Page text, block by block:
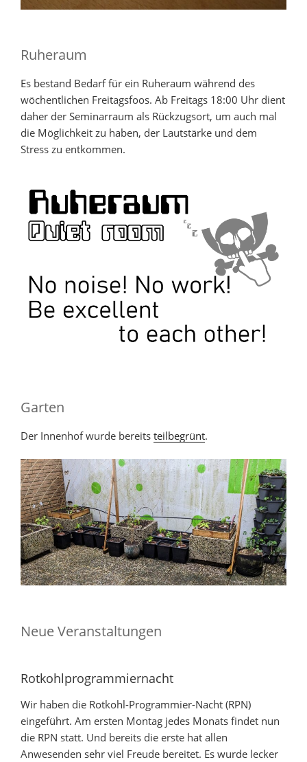
Ruheraum
Es bestand Bedarf für ein Ruheraum während des
wöchentlichen Freitagsfoos. Ab Freitags 18:00 Uhr dient
daher der Seminarraum als Rückzugsort, um auch mal
die Möglichkeit zu haben, der Lautstärke und dem
Stress zu entkommen.
Garten
Der Innenhof wurde bereits teilbegrünt.
Neue Veranstaltungen
Rotkohlprogrammiernacht
Wir haben die Rotkohl-Programmier-Nacht (RPN)
eingeführt. Am ersten Montag jedes Monats findet nun
die RPN statt. Und bereits die erste hat allen
Anwesenden sehr viel Freude bereitet. Es wurde lecker